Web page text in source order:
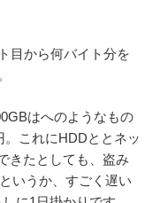
目から何バイト分を
はへのようなもの
これにHDDととネッ
きたとしても、盗み
いうか、すごく遅い